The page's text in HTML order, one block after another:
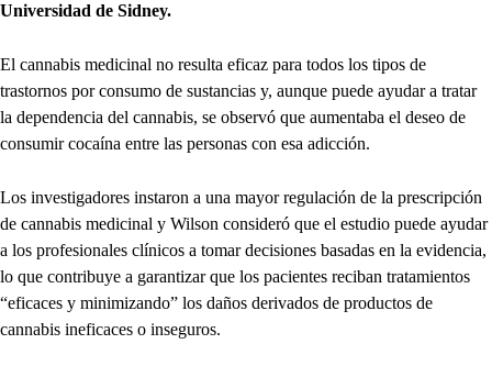
Universidad de Sidney.
El cannabis medicinal no resulta eficaz para todos los tipos de
trastornos por consumo de sustancias y, aunque puede ayudar a tratar
la dependencia del cannabis, se observó que aumentaba el deseo de
consumir cocaína entre las personas con esa adicción.
Los investigadores instaron a una mayor regulación de la prescripción
de cannabis medicinal y Wilson consideró que el estudio puede ayudar
a los profesionales clínicos a tomar decisiones basadas en la evidencia,
lo que contribuye a garantizar que los pacientes reciban tratamientos
“eficaces y minimizando” los daños derivados de productos de
cannabis ineficaces o inseguros.